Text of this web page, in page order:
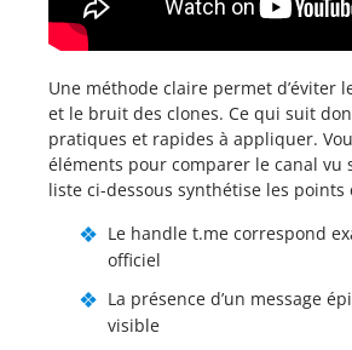
Une méthode claire permet d’éviter
et le bruit des clones. Ce qui suit
pratiques et rapides à appliquer.
éléments pour comparer le canal vu
liste ci-dessous synthétise les points
Le handle t.me correspond
officiel
La présence d’un message
visible